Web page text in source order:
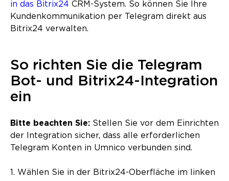
in das Bitrix24 CRM-System. So können Sie Ihre
Kundenkommunikation per Telegram direkt aus
Bitrix24 verwalten.
So richten Sie die Telegram
Bot- und Bitrix24-Integration
ein
Bitte beachten Sie: Stellen Sie vor dem Einrichten
der Integration sicher, dass alle erforderlichen
Telegram Konten in Umnico verbunden sind.
1. Wählen Sie in der Bitrix24-Oberfläche im linken